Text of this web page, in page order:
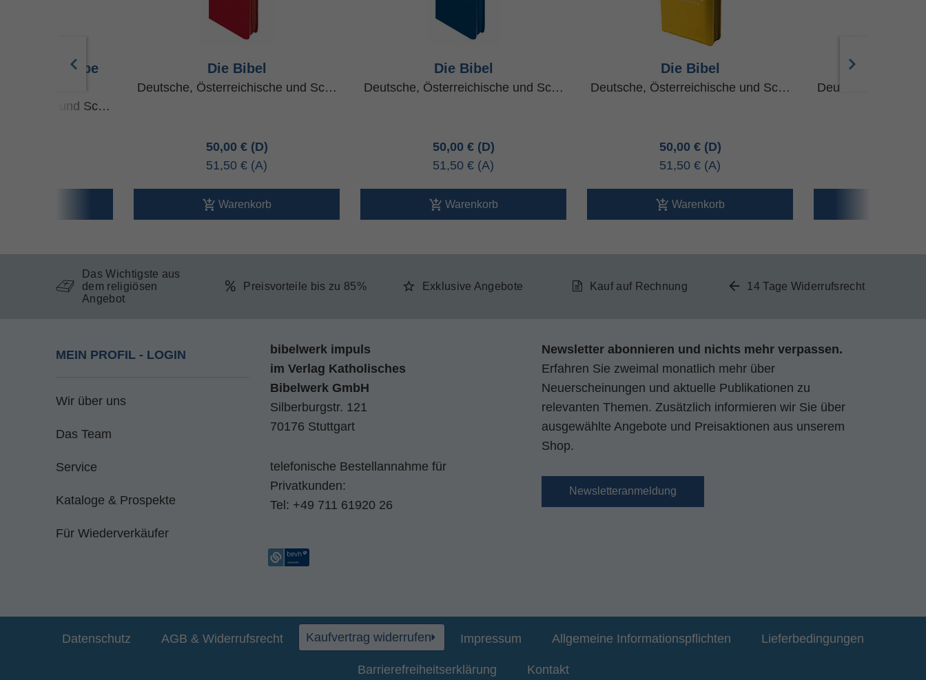
und Sc…
Die Bibel
Deutsche, Österreichische und Sc…
50,00 €
51,50 €
Warenkorb
Die Bibel
Deutsche, Österreichische und Sc…
50,00 €
51,50 €
Warenkorb
Die Bibel
Deutsche, Österreichische und Sc…
50,00 €
51,50 €
Warenkorb
Deutsche,
Das Wichtigste aus
dem religiösen
Angebot
Preisvorteile bis zu 85% Exklusive Angebote Kauf auf Rechnung 14 Tage Widerrufsrecht
MEIN PROFIL - LOGIN
Wir über uns
Das Team
Service
Kataloge & Prospekte
Für Wiederverkäufer
bibelwerk impuls
im Verlag Katholisches
Bibelwerk GmbH
Silberburgstr. 121
70176 Stuttgart
telefonische Bestellannahme für
Privatkunden:
Tel: +49 711 61920 26
Newsletter abonnieren und nichts mehr verpassen.
Erfahren Sie zweimal monatlich mehr über
Neuerscheinungen und aktuelle Publikationen zu
relevanten Themen. Zusätzlich informieren wir Sie über
ausgewählte Angebote und Preisaktionen aus unserem
Shop.
Newsletteranmeldung
Datenschutz AGB & Widerrufsrecht Kaufvertrag widerrufen Impressum Allgemeine Informationspflichten Lieferbedingungen
Barrierefreiheitserklärung Kontakt